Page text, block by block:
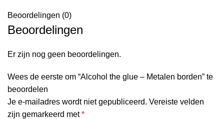
Beoordelingen (0)
Beoordelingen
Er zijn nog geen beoordelingen.
Wees de eerste om “Alcohol the glue – Metalen borden” te
beoordelen
Je e-mailadres wordt niet gepubliceerd. Vereiste velden
zijn gemarkeerd met*